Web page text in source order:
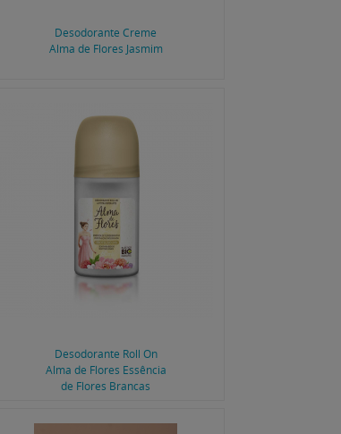
Desodorante Creme
Alma de Flores Jasmim
Desodorante Roll On
Alma de Flores Essência
de Flores Brancas